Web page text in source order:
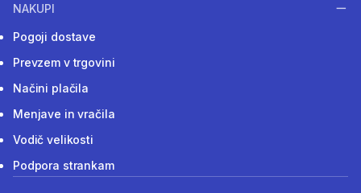
NAKUPI
Pogoji dostave
Prevzem v trgovini
Načini plačila
Menjave in vračila
Vodič velikosti
Podpora strankam